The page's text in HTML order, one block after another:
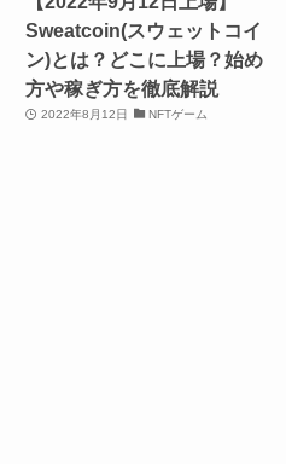
Sweatcoin(スウェットコイ
ン)とは？どこに上場？始め
方や稼ぎ方を徹底解説
2022年8月12日 NFTゲーム